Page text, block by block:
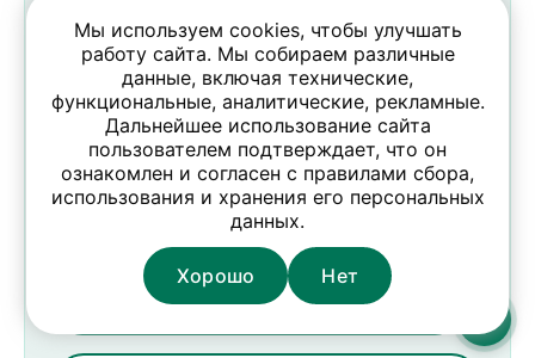
Водитель на автоцистерну /
Водитель-международник /
Водитель категории СЕ
6400 - 8300 BYN
Опыт 1-3 года Выплаты: два раза в месяц
ООО “Сектор-транс”
Откликнуться
Мы используем cookies, чтобы улучшать
работу сайта. Мы собираем различные
данные, включая технические,
функциональные, аналитические, рекламные.
Дальнейшее использование сайта
пользователем подтверждает, что он
ознакомлен и согласен с правилами сбора,
использования и хранения его персональных
данных.
Хорошо Нет